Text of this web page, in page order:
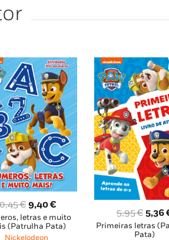
€O
preço
original
9,40€
preço
atual
letras e muito
(Patrulha Pata)
Nickelodeon
5,95€ O
preço
5,36
Primeiras letras
Pata)